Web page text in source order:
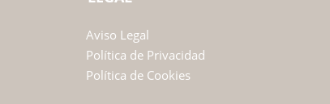
Aviso Legal
Política de Privacidad
Política de Cookies